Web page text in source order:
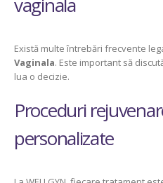
Există multe întrebări frecvente
Vaginala. Este important să
lua o decizie.
Proceduri
personalizate